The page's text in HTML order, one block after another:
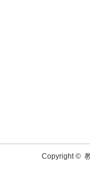
Copyright ©